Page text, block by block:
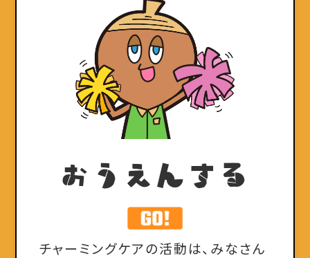
おうえんする
チャーミングケアの活動は、みなさん